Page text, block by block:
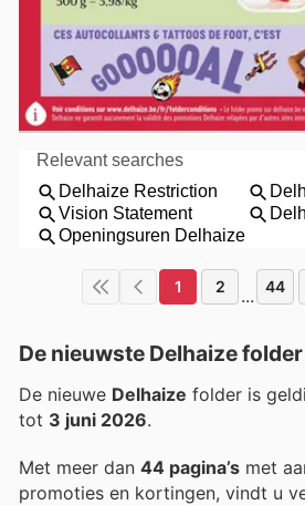
1 2 ... 44
De nieuwste Delhaize
De nieuwe Delhaize folder is
tot 3 juni 2026.
Met meer dan 44 pagina’s met
promoties en kortingen, vindt u